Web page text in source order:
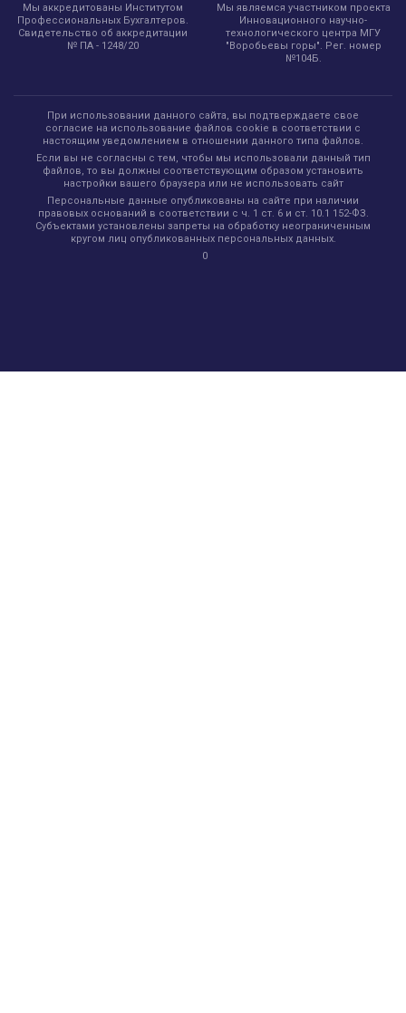
Мы аккредитованы Институтом
Профессиональных Бухгалтеров.
Свидетельство об аккредитации
№ ПА - 1248/20
Мы являемся участником проекта
Инновационного научно-
технологического центра МГУ
"Воробьевы горы". Рег. номер
№104Б.
При использовании данного сайта, вы подтверждаете свое
согласие на использование файлов cookie в соответствии с
настоящим уведомлением в отношении данного типа файлов.
Если вы не согласны с тем, чтобы мы использовали данный тип
файлов, то вы должны соответствующим образом установить
настройки вашего браузера или не использовать сайт
Персональные данные опубликованы на сайте при наличии
правовых оснований в соответствии с ч. 1 ст. 6 и ст. 10.1 152-ФЗ.
Субъектами установлены запреты на обработку неограниченным
кругом лиц опубликованных персональных данных.
0